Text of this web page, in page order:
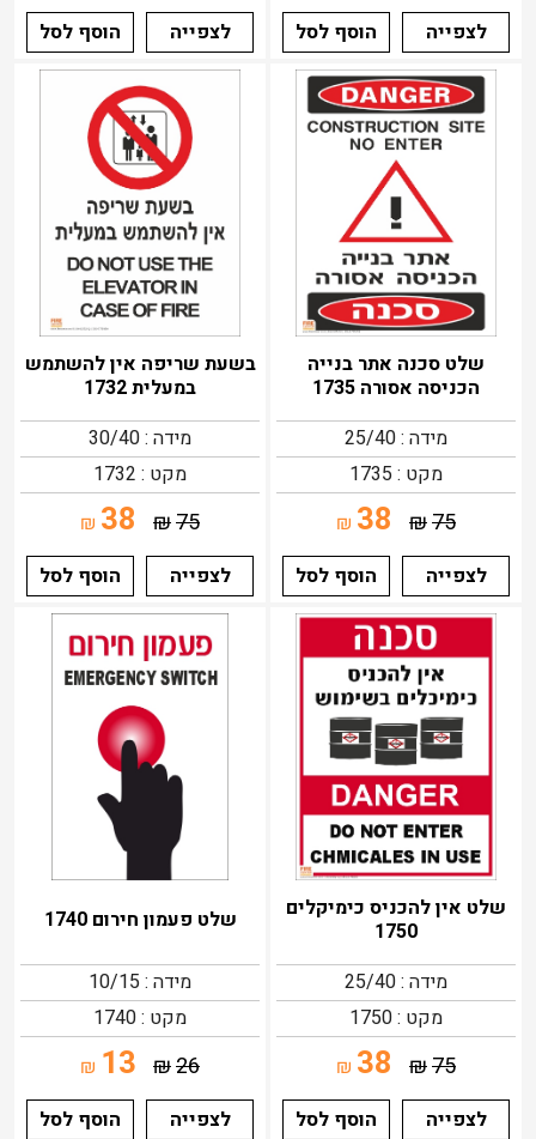
לצפייה
הוסף לסל
לצפייה
הוסף לסל
שלט סכנה אתר בנייה
הכניסה אסורה 1735
מידה : 25/40
מקט : 1735
75
₪
38
₪
לצפייה
הוסף לסל
בשעת שריפה אין להשתמש
במעלית 1732
מידה : 30/40
מקט : 1732
75
₪
38
₪
לצפייה
הוסף לסל
שלט אין להכניס כימיקלים
1750
מידה : 25/40
מקט : 1750
75
₪
38
₪
לצפייה
הוסף לסל
שלט פעמון חירום 1740
מידה : 10/15
מקט : 1740
26
₪
13
₪
לצפייה
הוסף לסל